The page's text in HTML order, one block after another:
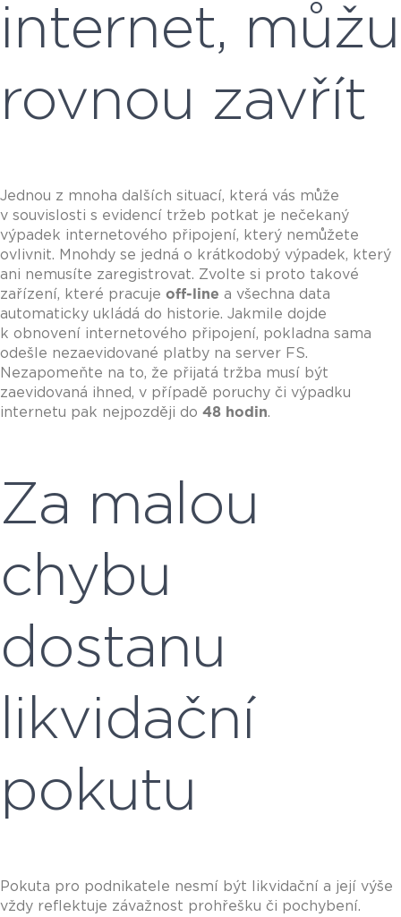
internet, můžu
rovnou zavřít
Jednou z mnoha dalších situací, která vás může
v souvislosti s evidencí tržeb potkat je nečekaný
výpadek internetového připojení, který nemůžete
ovlivnit. Mnohdy se jedná o krátkodobý výpadek, který
ani nemusíte zaregistrovat. Zvolte si proto takové
zařízení, které pracuje off-line a všechna data
automaticky ukládá do historie. Jakmile dojde
k obnovení internetového připojení, pokladna sama
odešle nezaevidované platby na server FS.
Nezapomeňte na to, že přijatá tržba musí být
zaevidovaná ihned, v případě poruchy či výpadku
internetu pak nejpozději do 48 hodin.
Za malou
chybu
dostanu
likvidační
pokutu
Pokuta pro podnikatele nesmí být likvidační a její výše
vždy reflektuje závažnost prohřešku či pochybení.